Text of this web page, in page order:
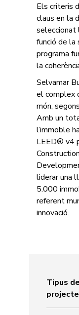
Els criteris
claus en la
seleccionat
funció de
programa
la
Selvamar
el complex
món,
Amb un
l’immoble
LEED® v4
liderar una
5.000
referent
innovació.
Tipus de
projecte